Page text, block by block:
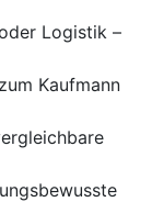
Logistik –
Kaufmann